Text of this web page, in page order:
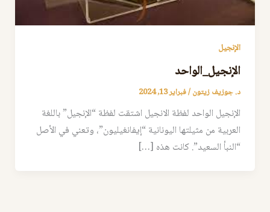
الإنجيل
الإنجيل_الواحد
د. جوزيف زيتون/فبراير 13, 2024
الإنجيل الواحد لفظة الانجيل اشتقت لفظة “الإنجيل” باللغة
العربية من مثيلتها اليونانية “إيفانغيليون”، وتعني في الأصل
“النبأ السعيد”. كانت هذه […]